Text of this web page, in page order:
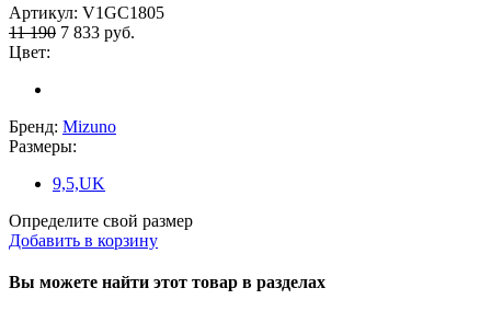
Артикул: V1GC1805
11 190 7 833 руб.
Цвет:
Бренд: Mizuno
Размеры:
9,5,UK
Определите свой размер
Добавить в корзину
Вы можете найти этот товар в разделах